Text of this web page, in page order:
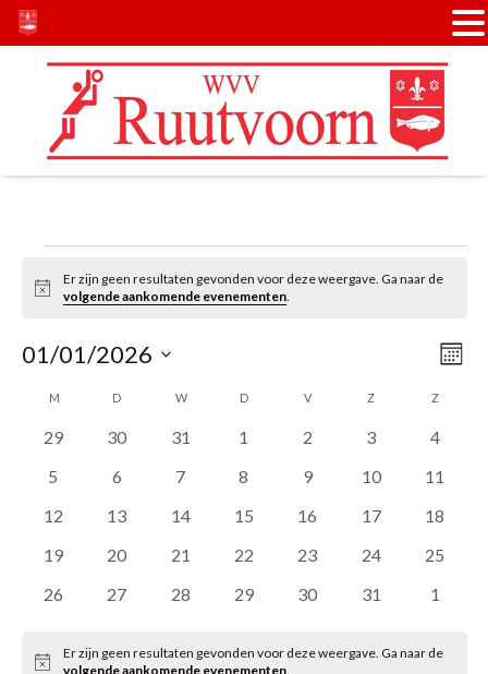
hoofd
Spring
voettekst
Evenementen
Bericht
Er zijn geen resultaten gevonden voor deze weergave. Ga naar de
volgende aankomende evenementen.
01/01/2026
datum.
Kalender
van
Evenementen
M MAANDAG
D W WOENSDAG
DDONDERDAG
VVRIJDAG Z ZATERDAGZ
0
29
0
30
0
31
0
1
0
2
0
3
0
4
0
5
0
6
0
7
0
8
0
9
0
10
0
11
0
12
0
13
0
14
0
15
0
16
0
17
0
18
0
19
0
20
0
21
0
22
0
23
0
24
0
25
0
26
0
27
0
28
0
29
0
30
0
31
0
1
Bericht
Er zijn geen resultaten gevonden voor deze weergave. Ga naar de
volgende aankomende evenementen.